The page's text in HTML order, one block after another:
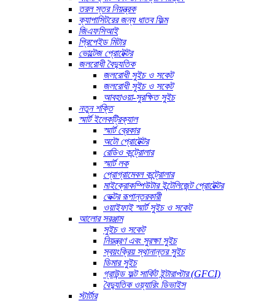
তরল স্তর নিয়ন্ত্রক
ক্যাপাসিটরের জন্য ধাতব ফিল্ম
জিএফসিআই
প্রিপেইড মিটার
ভোল্টেজ প্রোটেক্টর
জলরোধী বৈদ্যুতিক
জলরোধী সুইচ ও সকেট
জলরোধী সুইচ ও সকেট
আবহাওয়া-সুরক্ষিত সুইচ
নতুন শক্তি
স্মার্ট ইলেকট্রিক্যাল
স্মার্ট ব্রেকার
অটো প্রোটেক্টর
রেডিও কন্ট্রোলার
স্মার্ট লক
প্রোগ্রামেবল কন্ট্রোলার
মাইক্রোকম্পিউটার ইন্টেলিজেন্ট প্রোটেক্টর
ভেক্টর রূপান্তরকারী
ওয়াইফাই স্মার্ট সুইচ ও সকেট
আলোর সরঞ্জাম
সুইচ ও সকেট
নিয়ন্ত্রণ এবং সুরক্ষা সুইচ
স্বয়ংক্রিয় স্থানান্তর সুইচ
ডিমার সুইচ
গ্রাউন্ড ফল্ট সার্কিট ইন্টারাপ্টার (GFCI)
বৈদ্যুতিক ওয়্যারিং ডিভাইস
স্টার্টার